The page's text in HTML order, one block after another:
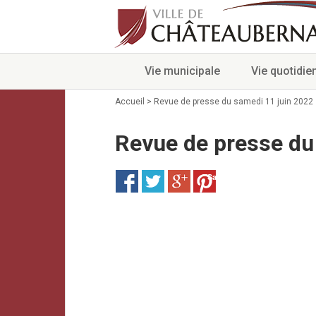
Vie municipale Vie
Accueil > Revue de presse du samedi 11 juin 2022
Revue de presse
Save